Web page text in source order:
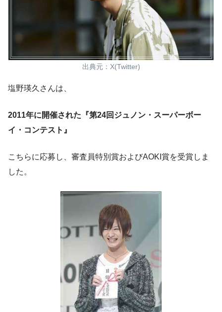
出典元：X(Twitter)
塩野瑛久さんは、
2011年に開催された『第24回ジュノン・スーパーボー
イ・コンテスト』
こちらに応募し、 審査員特別賞およびAOKI賞を受賞 しま
した。